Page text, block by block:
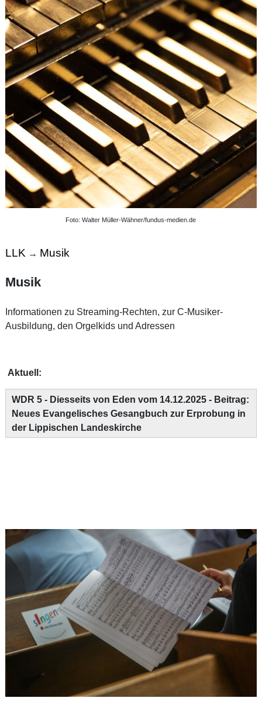
Foto: Walter Müller-Wähner/fundus-medien.de
LLK → Musik
Musik
Informationen zu Streaming-Rechten, zur C-Musiker-
Ausbildung, den Orgelkids und Adressen
Aktuell:
WDR 5 - Diesseits von Eden vom 14.12.2025 - Beitrag:
Neues Evangelisches Gesangbuch zur Erprobung in
der Lippischen Landeskirche